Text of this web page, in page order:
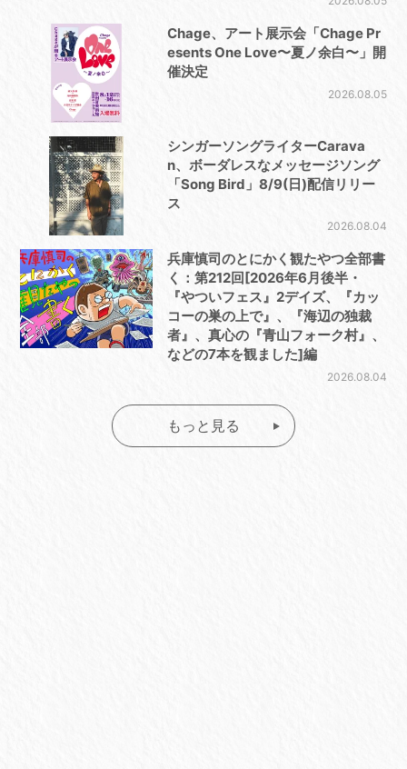
Chage、アート展示会「Chage Pr
esents One Love〜夏ノ余白〜」開
催決定
2026.08.05
シンガーソングライターCarava
n、ボーダレスなメッセージソング
「Song Bird」8/9(日)配信リリー
ス
2026.08.04
兵庫慎司のとにかく観たやつ全部書
く：第212回[2026年6月後半・
『やついフェス』2デイズ、『カッ
コーの巣の上で』、『海辺の独裁
者』、真心の『青山フォーク村』、
などの7本を観ました]編
2026.08.04
もっと見る